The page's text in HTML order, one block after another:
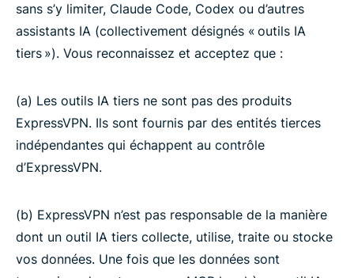
sans s’y limiter, Claude Code, Codex ou d’autres
assistants IA (collectivement désignés « outils IA
tiers »). Vous reconnaissez et acceptez que :
(a) Les outils IA tiers ne sont pas des produits
ExpressVPN. Ils sont fournis par des entités tierces
indépendantes qui échappent au contrôle
d’ExpressVPN.
(b) ExpressVPN n’est pas responsable de la manière
dont un outil IA tiers collecte, utilise, traite ou stocke
vos données. Une fois que les données sont